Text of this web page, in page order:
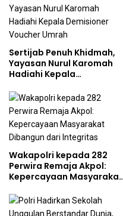
Sertijab Penuh Khidmah,
Yayasan Nurul Karomah
Hadiahi Kepala
Umrah
Wakapolri kepada 282
Perwira Remaja Akpol:
Kepercayaan Masyarakat